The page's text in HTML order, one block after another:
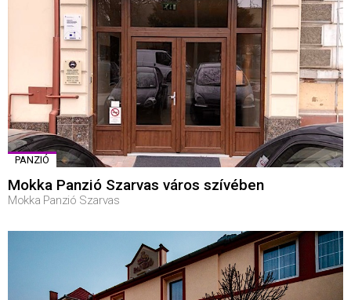
PANZIÓ
Mokka Panzió Szarvas város szívében
Mokka Panzió Szarvas